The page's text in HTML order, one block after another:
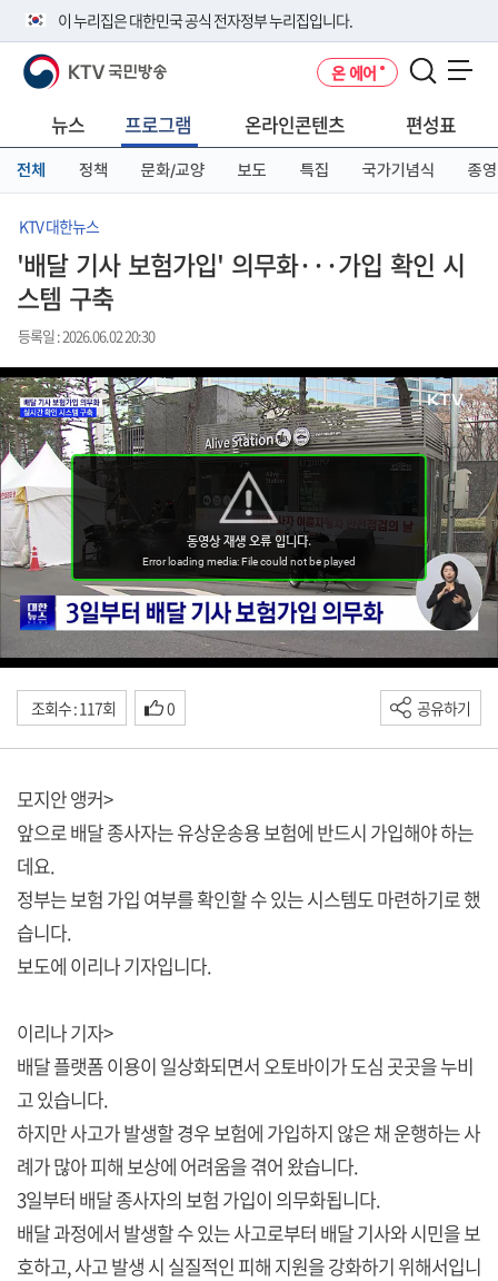
이 누리집은 대한민국 공식 전자정부 누리집입니다.
공식 누리집 주소 확인하기
니다.
이밖에 or.kr 또는 .kr등 다른 도메인 주소를 사용하고 있다면 아래 URL에
서 도메인 주소를 확인해 보세요
KTV 국민방송 온 에어
뉴스 프로그램 온라인콘텐츠 편성표
전체 정책 문화/교양 보도 특집 국가기념식 종영
KTV 대한뉴스
'배달 기사 보험가입' 의무화···가입 확인 시
스템 구축
등록일 : 2026.06.02 20:30
조회수 : 117회 0 공유하기
모지안 앵커>
앞으로 배달 종사자는 유상운송용 보험에 반드시 가입해야 하는
데요.
정부는 보험 가입 여부를 확인할 수 있는 시스템도 마련하기로 했
습니다.
보도에 이리나 기자입니다.
이리나 기자>
배달 플랫폼 이용이 일상화되면서 오토바이가 도심 곳곳을 누비
고 있습니다.
하지만 사고가 발생할 경우 보험에 가입하지 않은 채 운행하는 사
례가 많아 피해 보상에 어려움을 겪어 왔습니다.
3일부터 배달 종사자의 보험 가입이 의무화됩니다.
배달 과정에서 발생할 수 있는 사고로부터 배달 기사와 시민을 보
호하고, 사고 발생 시 실질적인 피해 지원을 강화하기 위해서입니